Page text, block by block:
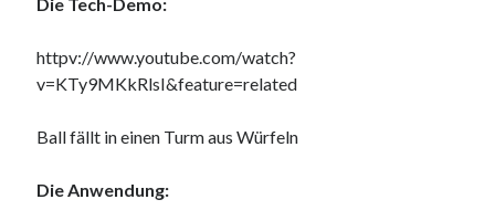
httpv://www.youtube.com/watch?
v=KTy9MKkRlsI&feature=related
Ball fällt in einen Turm aus Würfeln
Die Anwendung: